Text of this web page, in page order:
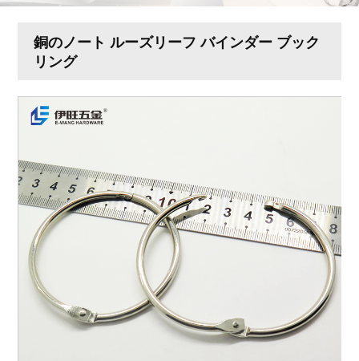
銅のノート ルーズリーフ バインダー ブック
リング